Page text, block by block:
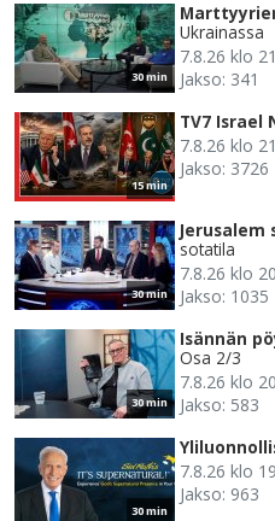
30 min
Ukrainassa
7.8.26 klo
Jakso: 341
15 min
TV7 Israel
7.8.26 klo
Jakso: 3726
30 min
Jerusalem
sotatila
7.8.26 klo
Jakso: 1035
30 min
Isännän
Osa 2/3
7.8.26 klo
Jakso: 583
30 min
7.8.26 klo
Jakso: 963